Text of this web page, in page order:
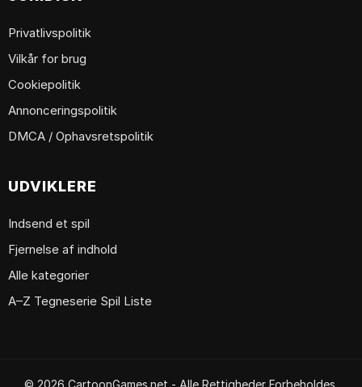
Privatlivspolitik
Vilkår for brug
Cookiepolitik
Annonceringspolitik
DMCA / Ophavsretspolitik
UDVIKLERE
Indsend et spil
Fjernelse af indhold
Alle kategorier
A–Z Tegneserie Spil Liste